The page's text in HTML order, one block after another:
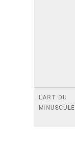
L'ART DU
MINUSCULE